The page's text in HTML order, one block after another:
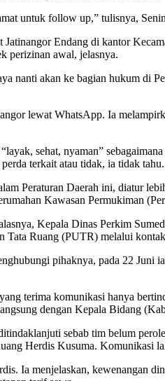
untuk follow up,” tulisnya,
Endang di kantor
perizinan awal, jelasnya.
nanti akan ke bagian hukum di
lewat WhatsApp. Ia
sehat, nyaman”
terkait atau tidak, ia tidak tahu.
Peraturan Daerah ini, diatur
Kawasan Permukiman
Kepala Dinas Perkim
Tata Ruang (PUTR) melalui
pihaknya, pada 22
terima komunikasi hanya
dengan Kepala Bidang
sebab tim belum
Herdis Kusuma. Komunikasi
Ia menjelaskan, kewenangan